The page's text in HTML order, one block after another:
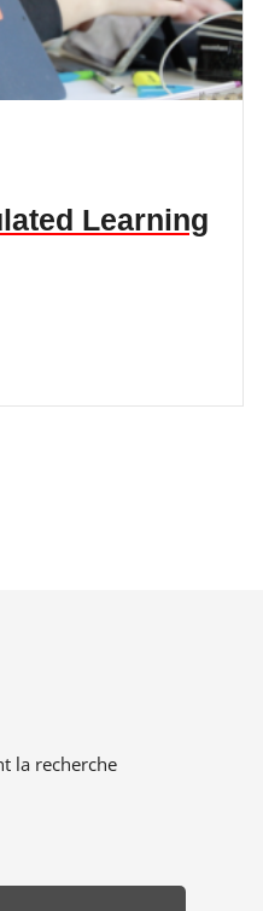
Learning
la recherche